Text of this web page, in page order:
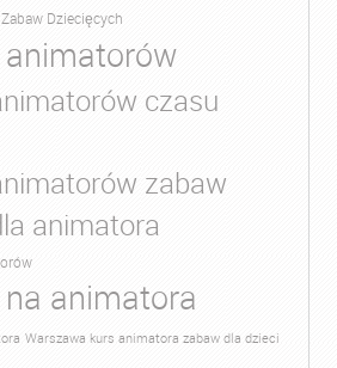
Dziecięcych
czasu
zabaw
animatora
animatora
Warszawa kurs animatora zabaw dla dzieci